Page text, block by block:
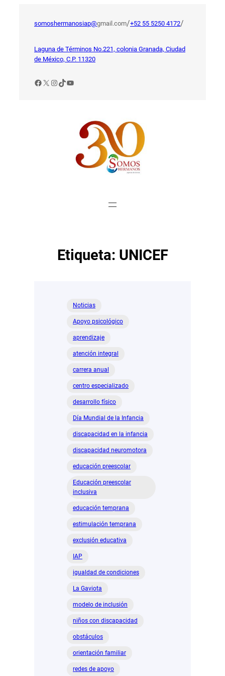
somoshermanosiap@gmail.com/+52 55 5250 4172/
Laguna de Términos No.221, colonia Granada, Ciudad
de México, C.P. 11320
Facebook
X Instagram
TikTok
YouTube
Etiqueta: UNICEF
Noticias
Apoyo psicológico
aprendizaje
atención integral
carrera anual
centro especializado
desarrollo físico
Día Mundial de la Infancia
discapacidad en la infancia
discapacidad neuromotora
educación preescolar
Educación preescolar
inclusiva
educación temprana
estimulación temprana
exclusión educativa
IAP
igualdad de condiciones
La Gaviota
modelo de inclusión
niños con discapacidad
obstáculos
orientación familiar
redes de apoyo